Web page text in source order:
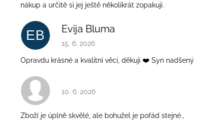
nákup a určitě si jej ještě několikrát zopakuji.
EB Evija Bluma
Hodnocení obchodu je 5 z 5 hvězdiček.
15. 6. 2026
Opravdu krásné a kvalitní věci, děkuji ❤️ Syn nadšený
Hodnocení obchodu je 4 z 5 hvězdiček.
10. 6. 2026
Zboží je úplně skvělé, ale bohužel je pořád stejné.,